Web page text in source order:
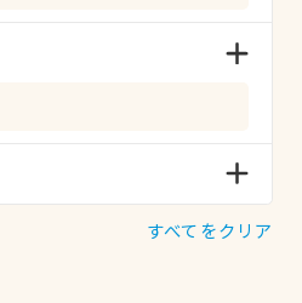
すべてをクリア